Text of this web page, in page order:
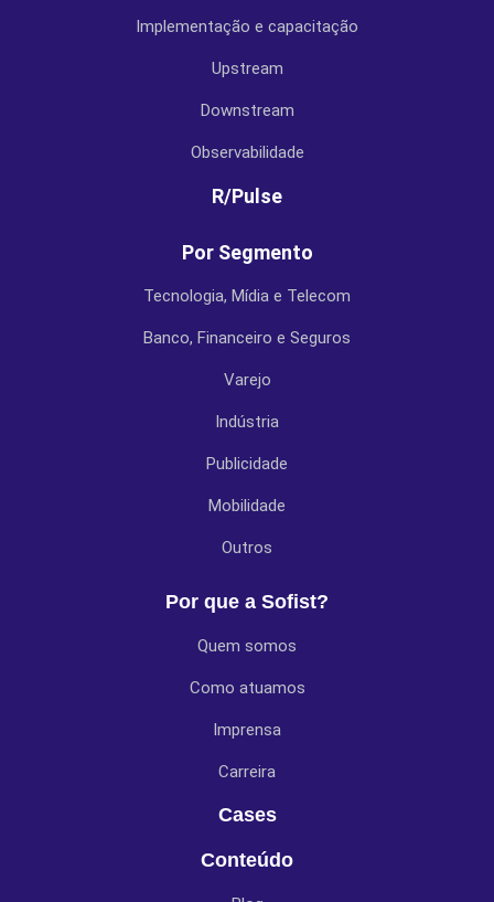
Implementação e capacitação
Upstream
Downstream
Observabilidade
R/Pulse
Por Segmento
Tecnologia, Mídia e Telecom
Banco, Financeiro e Seguros
Varejo
Indústria
Publicidade
Mobilidade
Outros
Por que a Sofist?
Quem somos
Como atuamos
Imprensa
Carreira
Cases
Conteúdo